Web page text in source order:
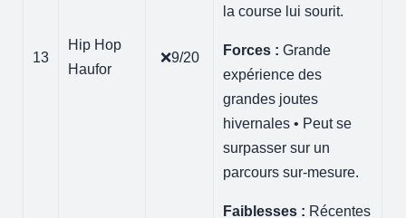
13
Hip Hop
Haufor
❌9/20
la course lui sourit.
Forces : Grande
expérience des
grandes joutes
hivernales • Peut se
surpasser sur un
parcours sur-mesure.
Faiblesses : Récentes